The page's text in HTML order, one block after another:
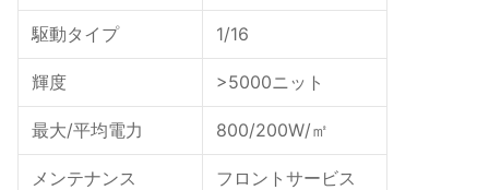
駆動タイプ 1/16
輝度 >5000ニット
最大/平均電力 800/200W/㎡
メンテナンス フロントサービス